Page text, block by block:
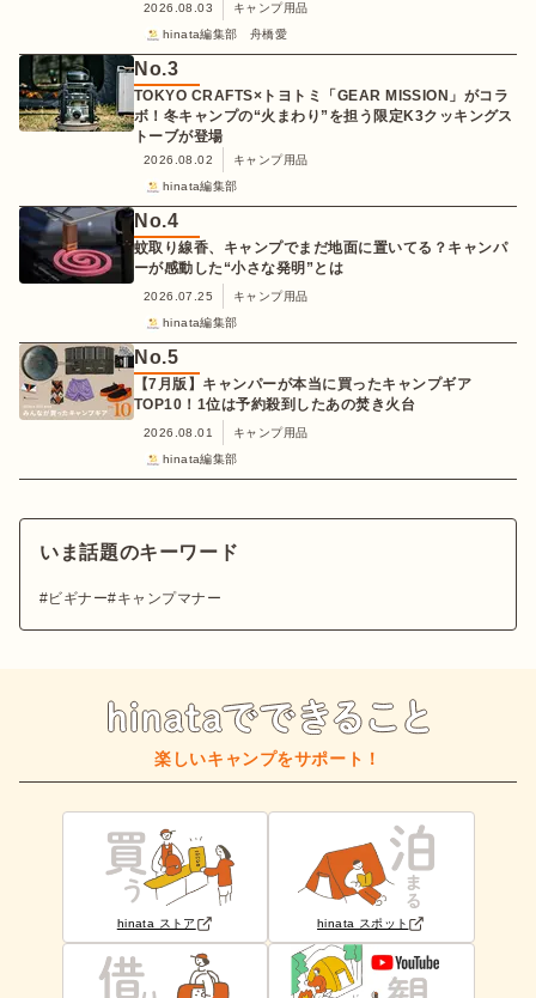
2026.08.03
キャンプ用品
hinata編集部 舟橋愛
No.3
TOKYO CRAFTS×トヨトミ「GEAR MISSION」がコラ
ボ！冬キャンプの“火まわり”を担う限定K3クッキングス
トーブが登場
2026.08.02
キャンプ用品
hinata編集部
No.4
蚊取り線香、キャンプでまだ地面に置いてる？キャンパ
ーが感動した“小さな発明”とは
2026.07.25
キャンプ用品
hinata編集部
No.5
【7月版】キャンパーが本当に買ったキャンプギア
TOP10！1位は予約殺到したあの焚き火台
2026.08.01
キャンプ用品
hinata編集部
いま話題のキーワード
ビギナー キャンプマナー
楽しいキャンプをサポート！
hinata ストア hinata スポット